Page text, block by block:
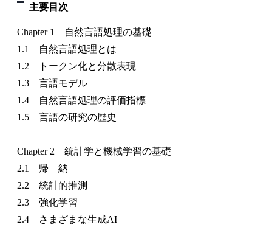
主要目次
Chapter 1 自然言語処理の基礎
1.1 自然言語処理とは
1.2 トークン化と分散表現
1.3 言語モデル
1.4 自然言語処理の評価指標
1.5 言語の研究の歴史
Chapter 2 統計学と機械学習の基礎
2.1 帰 納
2.2 統計的推測
2.3 強化学習
2.4 さまざまな生成AI